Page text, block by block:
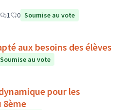
1 0 Soumise au vote
aux besoins des élèves
Soumise au vote
pour les
8ème